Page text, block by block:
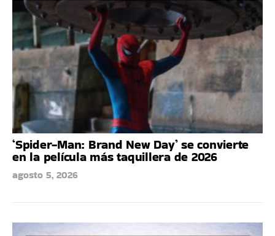
‘Spider-Man: Brand New Day’ se convierte
en la película más taquillera de 2026
agosto 5, 2026